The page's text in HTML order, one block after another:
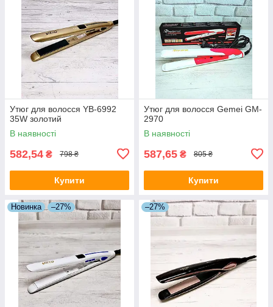
Утюг для волосся YB-6992
35W золотий
В наявності
582,54 ₴ 798 ₴
Купити
Утюг для волосся Gemei GM-
2970
В наявності
587,65 ₴ 805 ₴
Купити
Новинка –27% –27%